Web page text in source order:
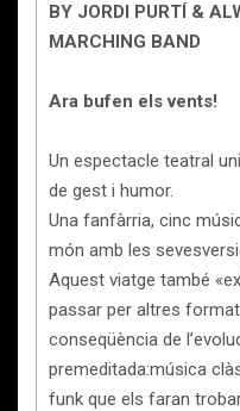
BY JORDI PURTÍ &
MARCHING BAND
Ara bufen els vents!
Un espectacle teatral
de gest i humor.
Una fanfàrria, cinc
món amb les
Aquest viatge també
passar per altres
conseqüència de
premeditada:música
funk que els faran